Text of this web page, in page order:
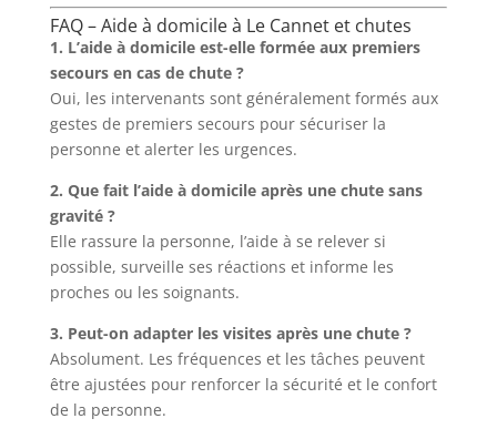
FAQ – Aide à domicile à Le Cannet et chutes
1. L’aide à domicile est-elle formée aux premiers
secours en cas de chute ?
Oui, les intervenants sont généralement formés aux
gestes de premiers secours pour sécuriser la
personne et alerter les urgences.
2. Que fait l’aide à domicile après une chute sans
gravité ?
Elle rassure la personne, l’aide à se relever si
possible, surveille ses réactions et informe les
proches ou les soignants.
3. Peut-on adapter les visites après une chute ?
Absolument. Les fréquences et les tâches peuvent
être ajustées pour renforcer la sécurité et le confort
de la personne.